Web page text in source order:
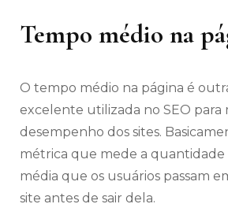
Tempo médio na
O tempo médio na página é
excelente utilizada no SEO para
desempenho dos sites.
métrica que mede a
média que os usuários passam
site antes de sair dela.